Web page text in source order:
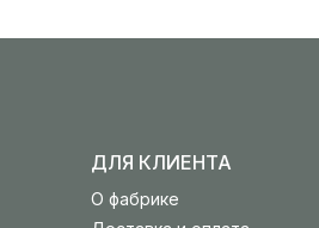
О фабрике
ДЛЯ КЛИЕНТА